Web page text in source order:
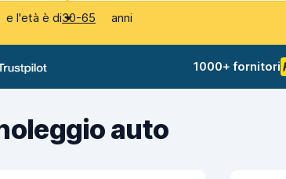
e l'età è di30-65 anni
1000+ fornitori
auto